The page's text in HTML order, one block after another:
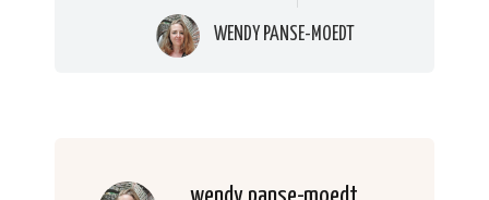
WENDY PANSE-MOEDT